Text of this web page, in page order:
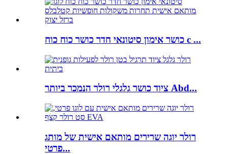
כושר אימון סיטונאי חדר כושר כוח כוח c ...
ציוד כושר גלגלי רולר הנמכר ביותר Abd...
רולר יוגה שרירים מותאם אישית של מותג
פרטי...